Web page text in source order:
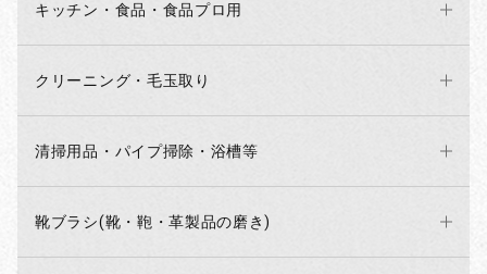
キッチン・食品・食品プロ用
クリーニング・毛玉取り
清掃用品・パイプ掃除・浴槽等
靴ブラシ(靴・鞄・革製品の磨き)